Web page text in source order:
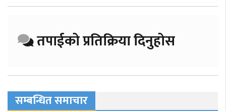
तपाईको प्रतिक्रिया दिनुहोस
सम्बन्धित समाचार